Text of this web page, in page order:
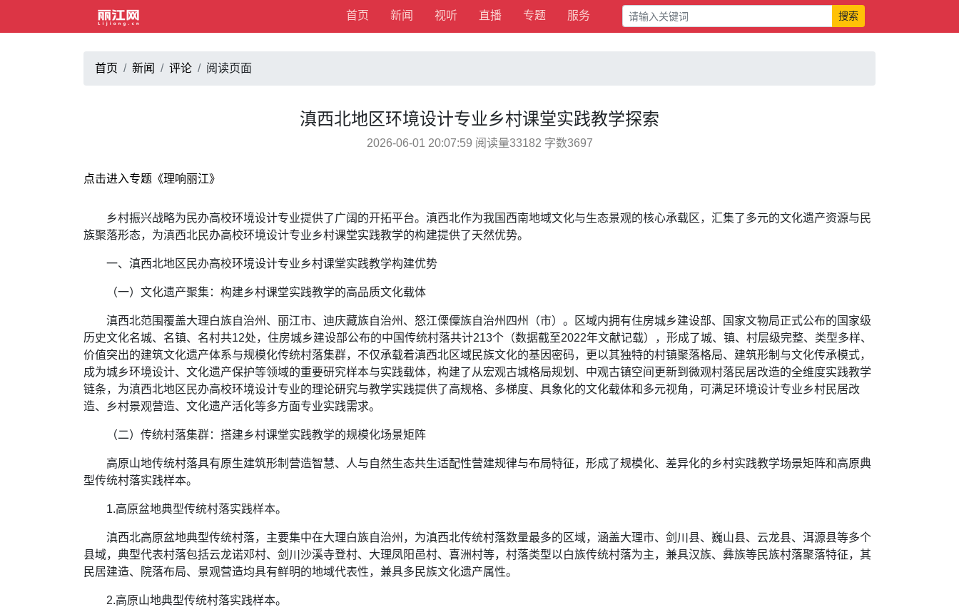
首页 新闻 视听 直播 专题 服务 搜索
首页 新闻 评论 阅读页面
滇西北地区环境设计专业乡村课堂实践教学探索
2026-06-01 20:07:59 阅读量33182 字数3697
点击进入专题《理响丽江》
乡村振兴战略为民办高校环境设计专业提供了广阔的开拓平台。滇西北作为我国西南地域文化与生态景观的核心承载区，汇集了多元的文化遗产资源与民
族聚落形态，为滇西北民办高校环境设计专业乡村课堂实践教学的构建提供了天然优势。
一、滇西北地区民办高校环境设计专业乡村课堂实践教学构建优势
（一）文化遗产聚集：构建乡村课堂实践教学的高品质文化载体
滇西北范围覆盖大理白族自治州、丽江市、迪庆藏族自治州、怒江傈僳族自治州四州（市）。区域内拥有住房城乡建设部、国家文物局正式公布的国家级
历史文化名城、名镇、名村共12处，住房城乡建设部公布的中国传统村落共计213个（数据截至2022年文献记载），形成了城、镇、村层级完整、类型多样、
价值突出的建筑文化遗产体系与规模化传统村落集群，不仅承载着滇西北区域民族文化的基因密码，更以其独特的村镇聚落格局、建筑形制与文化传承模式，
成为城乡环境设计、文化遗产保护等领域的重要研究样本与实践载体，构建了从宏观古城格局规划、中观古镇空间更新到微观村落民居改造的全维度实践教学
链条，为滇西北地区民办高校环境设计专业的理论研究与教学实践提供了高规格、多梯度、具象化的文化载体和多元视角，可满足环境设计专业乡村民居改
造、乡村景观营造、文化遗产活化等多方面专业实践需求。
（二）传统村落集群：搭建乡村课堂实践教学的规模化场景矩阵
高原山地传统村落具有原生建筑形制营造智慧、人与自然生态共生适配性营建规律与布局特征，形成了规模化、差异化的乡村实践教学场景矩阵和高原典
型传统村落实践样本。
1.高原盆地典型传统村落实践样本。
滇西北高原盆地典型传统村落，主要集中在大理白族自治州，为滇西北传统村落数量最多的区域，涵盖大理市、剑川县、巍山县、云龙县、洱源县等多个
县域，典型代表村落包括云龙诺邓村、剑川沙溪寺登村、大理凤阳邑村、喜洲村等，村落类型以白族传统村落为主，兼具汉族、彝族等民族村落聚落特征，其
民居建造、院落布局、景观营造均具有鲜明的地域代表性，兼具多民族文化遗产属性。
2.高原山地典型传统村落实践样本。